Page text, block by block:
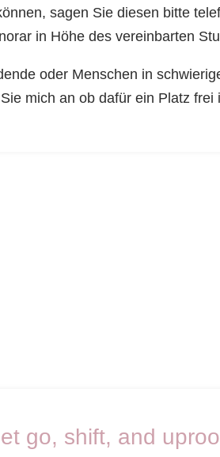
sagen Sie diesen bitte
in Höhe des vereinbarten
oder Menschen in
mich an ob dafür ein Platz frei
go, shift, and